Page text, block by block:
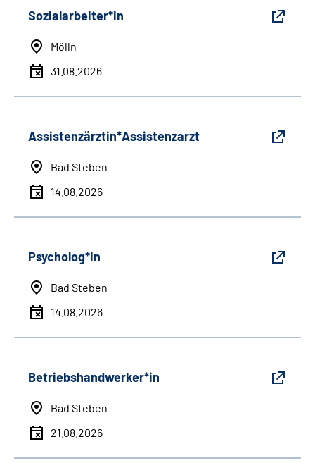
Sozialarbeiter*in
Mölln
31.08.2026
Assistenzärztin*Assistenzarzt
Bad Steben
14.08.2026
Psycholog*in
Bad Steben
14.08.2026
Betriebshandwerker*in
Bad Steben
21.08.2026